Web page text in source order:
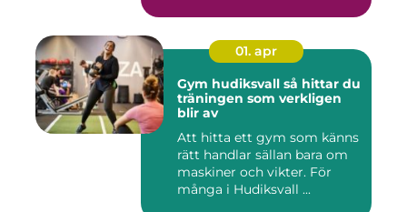
01. apr
Gym hudiksvall så hittar du
träningen som verkligen
blir av
Att hitta ett gym som känns
rätt handlar sällan bara om
maskiner och vikter. För
många i Hudiksvall ...